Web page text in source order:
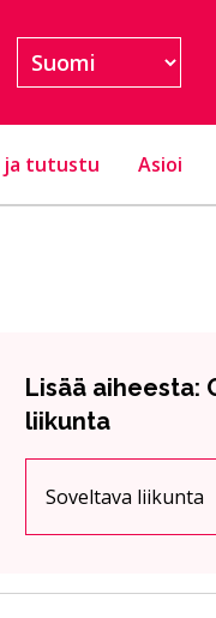
ja tutustu Asioi
Lisää aiheesta:
liikunta
Nykyinen sivu
Soveltava liikunta
Klikkaa